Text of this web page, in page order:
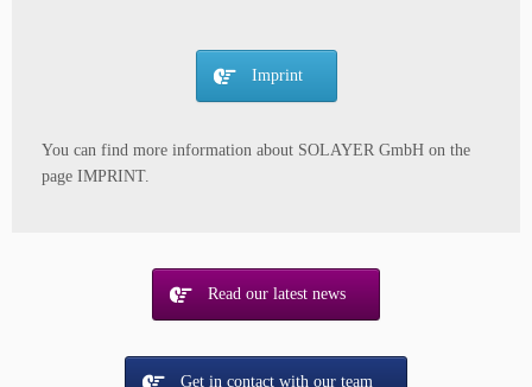
Imprint
You can find more information about SOLAYER GmbH on the
page IMPRINT.
Read our latest news
Get in contact with our team